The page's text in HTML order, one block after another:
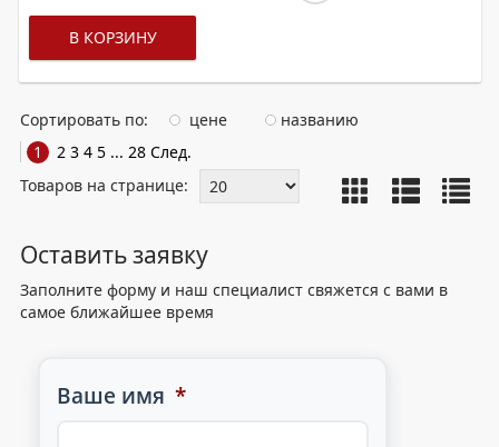
В КОРЗИНУ
Сортировать по: цене
названию
1
2 3 4 5 ... 28 След.
Товаров на странице:
Оставить заявку
Заполните форму и наш специалист свяжется с вами в
самое ближайшее время
Ваше имя *